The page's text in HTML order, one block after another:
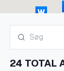
24 TOTAL